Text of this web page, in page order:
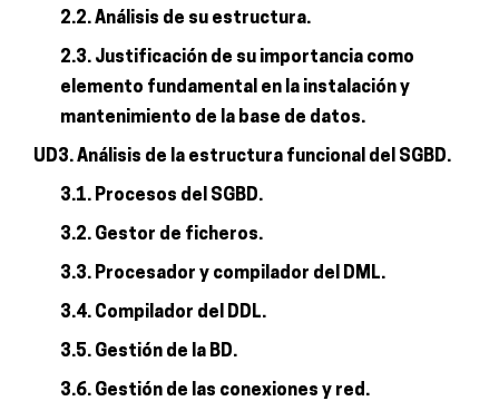
2.2. Análisis de su estructura.
2.3. Justificación de su importancia como
elemento fundamental en la instalación y
mantenimiento de la base de datos.
UD3. Análisis de la estructura funcional del SGBD.
3.1. Procesos del SGBD.
3.2. Gestor de ficheros.
3.3. Procesador y compilador del DML.
3.4. Compilador del DDL.
3.5. Gestión de la BD.
3.6. Gestión de las conexiones y red.